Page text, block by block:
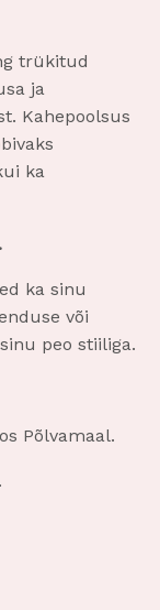
trükitud
ja
Kahepoolsus
ka
ka sinu
või
peo stiiliga.
Põlvamaal.